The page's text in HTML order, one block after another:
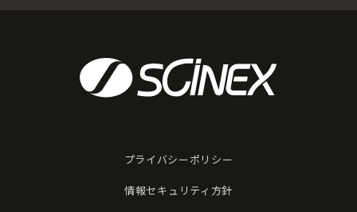
プライバシーポリシー
情報セキュリティ方針